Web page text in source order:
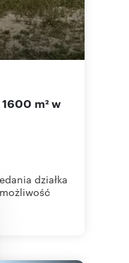
działka